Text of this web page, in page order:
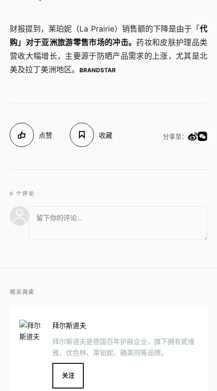
财报提到，莱珀妮（La Prairie）销售额的下降是由于「代
购」对于亚洲旅游零售市场的冲击。 药妆和皮肤护理品类
营收大幅增长，主要源于防晒产品需求的上涨，尤其是北
美及拉丁美洲地区。
BRANDSTAR
点赞 收藏 分享至：
0 个评论
相关阅读
拜尔斯道夫
拜尔斯道夫是德国百年护肤企业，旗下拥有妮维
雅、优色林、莱铂妮、确美同等品牌。
关注